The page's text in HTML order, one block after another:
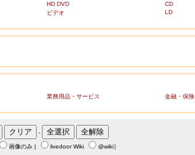
HD DVD CD
ビデオ LD
業務用品・サービス 金融・保険
-
画像のみ | livedoor Wiki @wiki］